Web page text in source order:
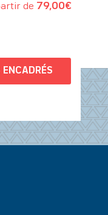
de 79,00€
ENCADRÉS